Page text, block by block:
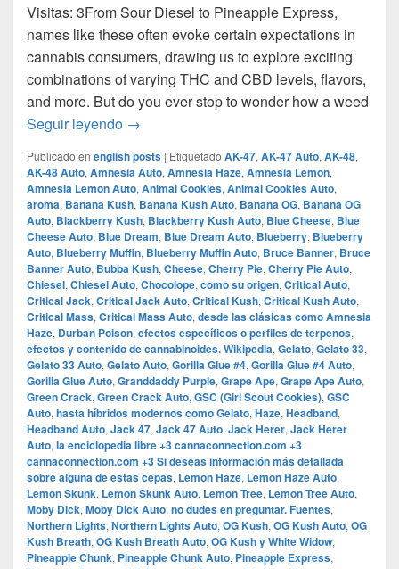
Visitas: 3From Sour Diesel to Pineapple Express,
names like these often evoke certain expectations in
cannabis consumers, drawing us to explore exciting
combinations of varying THC and CBD levels, flavors,
and more. But do you ever stop to wonder how a weed
Seguir leyendo How Does A Strain Get Its Name?
→
Publicado en english posts | Etiquetado AK-47, AK-47 Auto, AK-48,
AK-48 Auto, Amnesia Auto, Amnesia Haze, Amnesia Lemon,
Amnesia Lemon Auto, Animal Cookies, Animal Cookies Auto,
aroma, Banana Kush, Banana Kush Auto, Banana OG, Banana OG
Auto, Blackberry Kush, Blackberry Kush Auto, Blue Cheese, Blue
Cheese Auto, Blue Dream, Blue Dream Auto, Blueberry, Blueberry
Auto, Blueberry Muffin, Blueberry Muffin Auto, Bruce Banner, Bruce
Banner Auto, Bubba Kush, Cheese, Cherry Pie, Cherry Pie Auto,
Chiesel, Chiesel Auto, Chocolope, como su origen, Critical Auto,
Critical Jack, Critical Jack Auto, Critical Kush, Critical Kush Auto,
Critical Mass, Critical Mass Auto, desde las clásicas como Amnesia
Haze, Durban Poison, efectos específicos o perfiles de terpenos,
efectos y contenido de cannabinoides.​ Wikipedia, Gelato, Gelato 33,
Gelato 33 Auto, Gelato Auto, Gorilla Glue #4, Gorilla Glue #4 Auto,
Gorilla Glue Auto, Granddaddy Purple, Grape Ape, Grape Ape Auto,
Green Crack, Green Crack Auto, GSC (Girl Scout Cookies), GSC
Auto, hasta híbridos modernos como Gelato, Haze, Headband,
Headband Auto, Jack 47, Jack 47 Auto, Jack Herer, Jack Herer
Auto, la enciclopedia libre +3 cannaconnection.com +3
cannaconnection.com +3 Si deseas información más detallada
sobre alguna de estas cepas, Lemon Haze, Lemon Haze Auto,
Lemon Skunk, Lemon Skunk Auto, Lemon Tree, Lemon Tree Auto,
Moby Dick, Moby Dick Auto, no dudes en preguntar.​ Fuentes,
Northern Lights, Northern Lights Auto, OG Kush, OG Kush Auto, OG
Kush Breath, OG Kush Breath Auto, OG Kush y White Widow,
Pineapple Chunk, Pineapple Chunk Auto, Pineapple Express,